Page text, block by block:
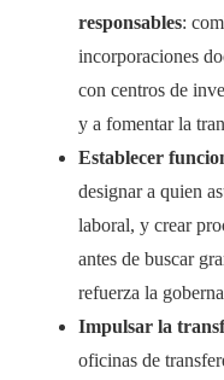
responsables:
incorporaciones
con centros de
y a fomentar la
Establecer
designar a quien
laboral, y crear
antes de buscar
refuerza la
Impulsar la
oficinas de